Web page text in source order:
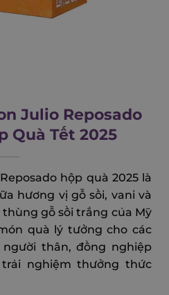
Julio Reposado
Quà Tết 2025
hộp quà 2025 là
hương vị gỗ sồi, vani và
gỗ sồi trắng của Mỹ
quà lý tưởng cho các
thân, đồng nghiệp
nghiệm thưởng thức